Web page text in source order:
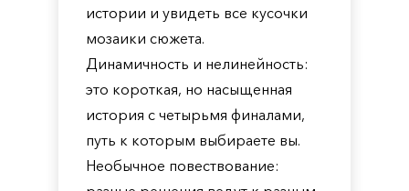
истории и увидеть все кусочки
мозаики сюжета.
Динамичность и нелинейность:
это короткая, но насыщенная
история с четырьмя финалами,
путь к которым выбираете вы.
Необычное повествование: